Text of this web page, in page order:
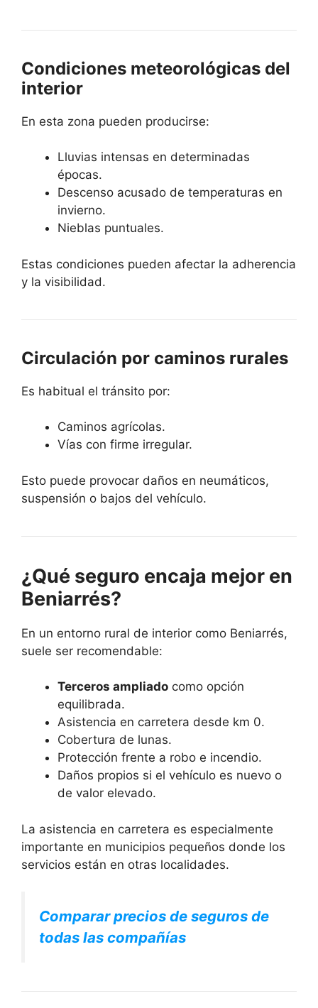
Condiciones meteorológicas del
interior
En esta zona pueden producirse:
Lluvias intensas en determinadas
épocas.
Descenso acusado de temperaturas en
invierno.
Nieblas puntuales.
Estas condiciones pueden afectar la adherencia
y la visibilidad.
Circulación por caminos rurales
Es habitual el tránsito por:
Caminos agrícolas.
Vías con firme irregular.
Esto puede provocar daños en neumáticos,
suspensión o bajos del vehículo.
¿Qué seguro encaja mejor en
Beniarrés?
En un entorno rural de interior como Beniarrés,
suele ser recomendable:
Terceros ampliado como opción
equilibrada.
Asistencia en carretera desde km 0.
Cobertura de lunas.
Protección frente a robo e incendio.
Daños propios si el vehículo es nuevo o
de valor elevado.
La asistencia en carretera es especialmente
importante en municipios pequeños donde los
servicios están en otras localidades.
Comparar precios de seguros de
todas las compañías